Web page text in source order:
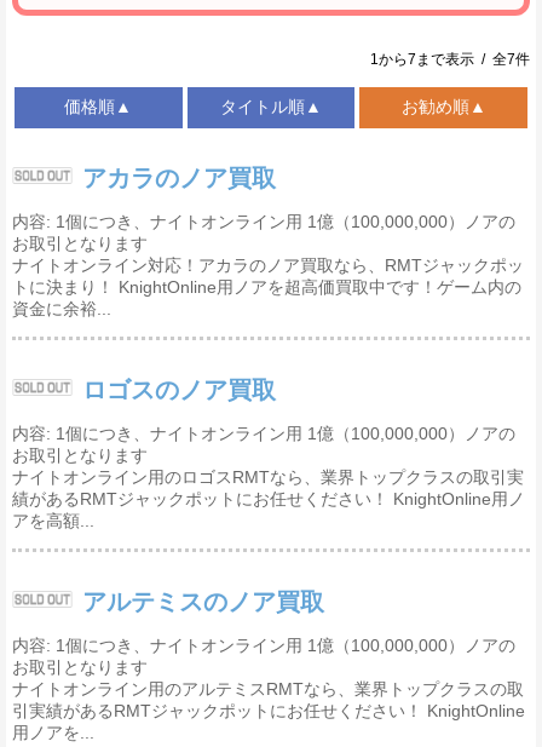
1から7まで表示 / 全7件
価格順▲ タイトル順▲ お勧め順▲
アカラのノア買取
内容: 1個につき、ナイトオンライン用 1億（100,000,000）ノアの
お取引となります
ナイトオンライン対応！アカラのノア買取なら、RMTジャックポッ
トに決まり！ KnightOnline用ノアを超高価買取中です！ゲーム内の
資金に余裕...
ロゴスのノア買取
内容: 1個につき、ナイトオンライン用 1億（100,000,000）ノアの
お取引となります
ナイトオンライン用のロゴスRMTなら、業界トップクラスの取引実
績があるRMTジャックポットにお任せください！ KnightOnline用ノ
アを高額...
アルテミスのノア買取
内容: 1個につき、ナイトオンライン用 1億（100,000,000）ノアの
お取引となります
ナイトオンライン用のアルテミスRMTなら、業界トップクラスの取
引実績があるRMTジャックポットにお任せください！ KnightOnline
用ノアを...